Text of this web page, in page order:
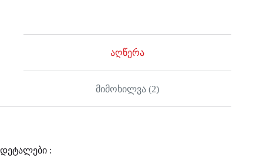
აღწერა
მიმოხილვა (2)
დეტალები :